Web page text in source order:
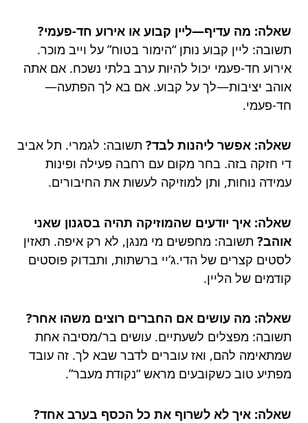
שאלה: מה עדיף—ליין קבוע או אירוע חד-פעמי?
תשובה: ליין קבוע נותן “הימור בטוח” על וייב מוכר.
אירוע חד-פעמי יכול להיות ערב בלתי נשכח. אם אתה
אוהב יציבות—לך על קבוע. אם בא לך הפתעה—
חד-פעמי.
שאלה: אפשר ליהנות לבד? תשובה: לגמרי. תל אביב
די חזקה בזה. בחר מקום עם רחבה פעילה ופינות
עמידה נוחות, ותן למוזיקה לעשות את החיבורים.
שאלה: איך יודעים שהמוזיקה תהיה בסגנון שאני
אוהב? תשובה: מחפשים מי מנגן, לא רק איפה. תאזין
לסטים קצרים של הדי.ג’יי ברשתות, ותבדוק פוסטים
קודמים של הליין.
שאלה: מה עושים אם החברים רוצים משהו אחר?
תשובה: מפצלים לשעתיים. עושים בר/מסיבה אחת
שמתאימה להם, ואז עוברים לדבר שבא לך. זה עובד
מפתיע טוב כשקובעים מראש “נקודת מעבר”.
שאלה: איך לא לשרוף את כל הכסף בערב אחד?